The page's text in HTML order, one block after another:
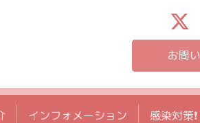
お問
インフォメーション 感染対策❗️